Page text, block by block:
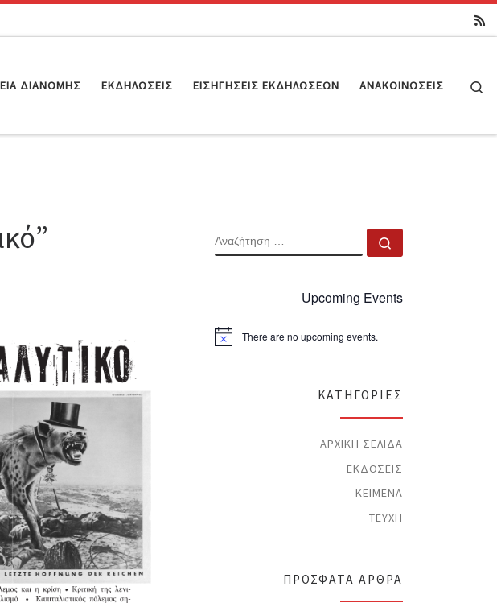
ΔΙΑΝΟΜΉΣ ΕΚΔΗΛΏΣΕΙΣ ΕΙΣΗΓΉΣΕΙΣ ΕΚΔΗΛΏΣΕΩΝ ΑΝΑΚΟΙΝΏΣΕΙΣ
ΑΝΑΖΉΤΗΣΗ
Upcoming Events
N
There are no upcoming events.
KΑΤΗΓΟΡΊΕΣ
ΑΡΧΙΚΉ ΣΕΛΊΔΑ
ΕΚΔΌΣΕΙΣ
ΚΕΊΜΕΝΑ
ΤΕΎΧΗ
ΠΡΌΣΦΑΤΑ ΆΡΘΡΑ